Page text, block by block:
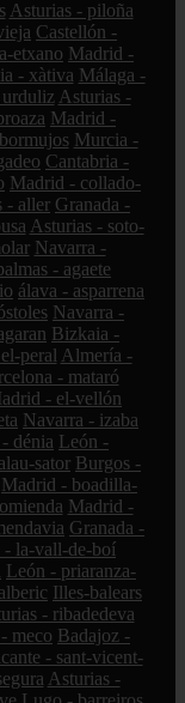
Asturias - piloña
Castellón -
etxano Madrid -
- xàtiva Málaga -
Asturias -
Madrid -
Murcia -
Cantabria -
Madrid - collado-
- aller Granada -
Asturias - soto-
Navarra -
- agaete
álava - asparrena
Navarra -
Bizkaia -
peral Almería -
- mataró
- el-vellón
Navarra - izaba
dénia León -
sator Burgos -
Madrid - boadilla-
Madrid -
Granada -
- la-vall-de-boí
León - priaranza-
Illes-balears
- ribadedeva
meco Badajoz -
- sant-vicent-
Asturias -